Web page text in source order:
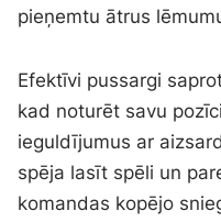
pieņemtu ātrus
Efektīvi pussargi
kad noturēt savu
ieguldījumus ar
spēja lasīt spēli un
komandas kopējo